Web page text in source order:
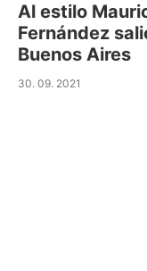
Al estilo
Fernández
Buenos Aires
30. 09. 2021